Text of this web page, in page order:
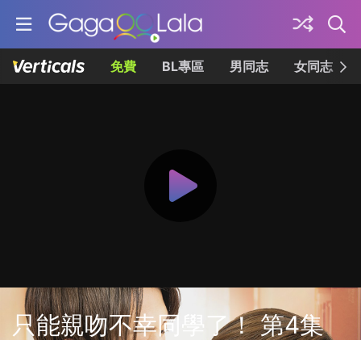
免費 BL專區 男同志 女同志
只能親吻不幸同學了！ 第4集